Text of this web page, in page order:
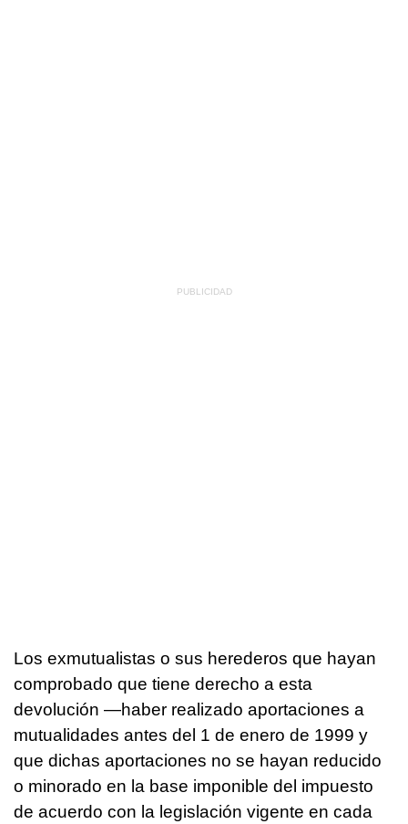
Los exmutualistas o sus herederos que hayan
comprobado que tiene derecho a esta
devolución —haber realizado aportaciones a
mutualidades antes del 1 de enero de 1999 y
que dichas aportaciones no se hayan reducido
o minorado en la base imponible del impuesto
de acuerdo con la legislación vigente en cada